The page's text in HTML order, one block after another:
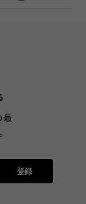
最
登録